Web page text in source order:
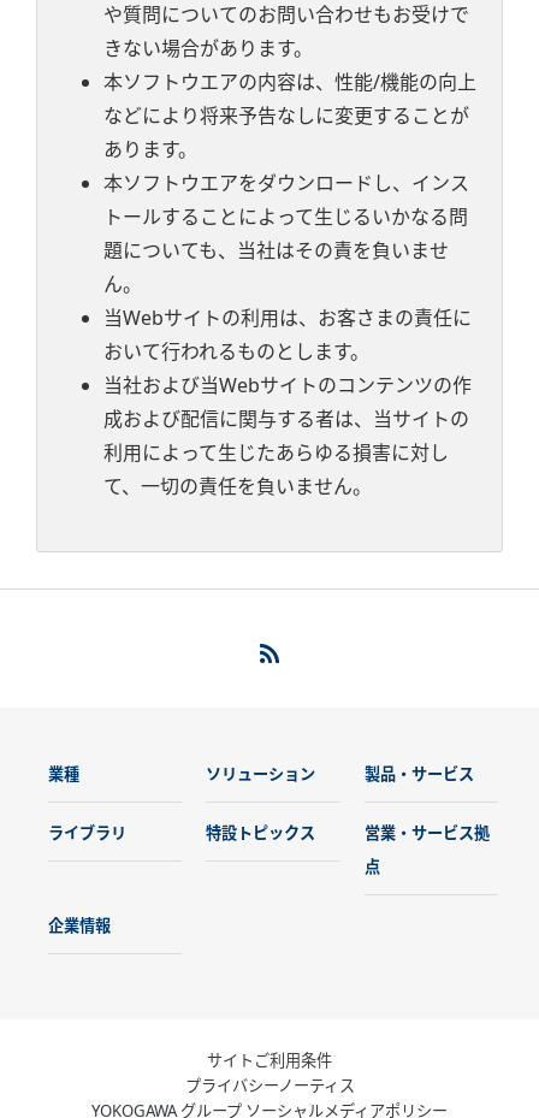
や質問についてのお問い合わせもお受けで
きない場合があります。
本ソフトウエアの内容は、性能/機能の向上
などにより将来予告なしに変更することが
あります。
本ソフトウエアをダウンロードし、インス
トールすることによって生じるいかなる問
題についても、当社はその責を負いませ
ん。
当Webサイトの利用は、お客さまの責任に
おいて行われるものとします。
当社および当Webサイトのコンテンツの作
成および配信に関与する者は、当サイトの
利用によって生じたあらゆる損害に対し
て、一切の責任を負いません。
業種 ソリューション 製品・サービス
ライブラリ 特設トピックス
営業・サービス拠
点
企業情報
サイトご利用条件
プライバシーノーティス
YOKOGAWA グループ ソーシャルメディアポリシー